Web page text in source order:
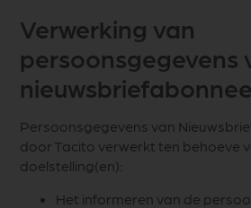
Verwerking van
persoonsgegevens
Persoonsgegevens van
door Tacito verwerkt ten behoeve
doelstelling(en):
Het informeren van de